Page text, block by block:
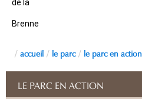
accueil le parc le parc en action
LE PARC EN ACTION